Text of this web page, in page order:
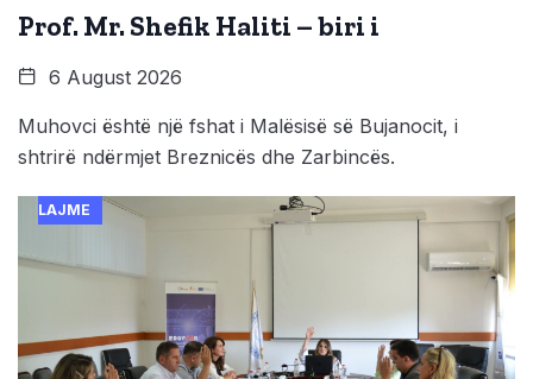
Prof. Mr. Shefik Haliti – biri i
6 August 2026
Muhovci është një fshat i Malësisë së Bujanocit, i
shtrirë ndërmjet Breznicës dhe Zarbincës.
LAJME